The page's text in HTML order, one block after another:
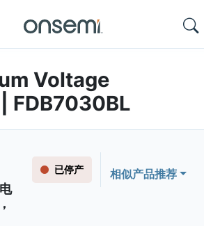
Voltage
FDB7030BL
已停产 相似产品推荐